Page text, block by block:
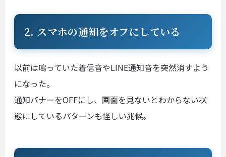
2. スマホの通知をオフにしている
以前は鳴っていた着信音やLINE通知音を突然消すよう
になった。
通知バナーをOFFにし、画面を見ないとわからない状
態にしているパターンも怪しい兆候。